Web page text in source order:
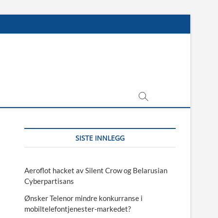
SISTE INNLEGG
Aeroflot hacket av Silent Crow og Belarusian
Cyberpartisans
Ønsker Telenor mindre konkurranse i
mobiltelefontjenester-markedet?